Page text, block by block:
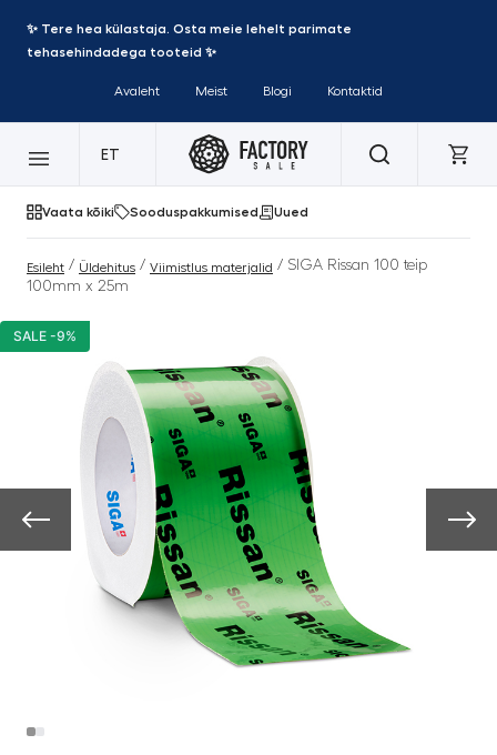
✨ Tere hea külastaja. Osta meie lehelt parimate
tehasehindadega tooteid ✨
Avaleht Meist Blogi Kontaktid
ET
Vaata kõiki Sooduspakkumised Uued
Esileht / Üldehitus / Viimistlus materjalid / SIGA Rissan 100 teip
100mm x 25m
SALE -9%